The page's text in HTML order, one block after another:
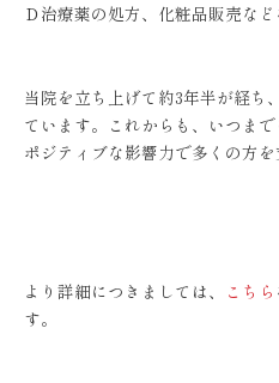
Ｄ治療薬の処方、化粧品販売など
当院を立ち上げて約3年半が経ち
ています。これからも、いつま
ポジティブな影響力で多くの方を
より詳細につきましては、 こちら
す。